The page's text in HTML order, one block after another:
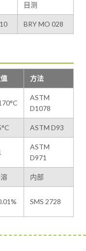
目测
BRY MO 028
方法
ASTM
D1078
ASTM D93
ASTM
D971
内部
SMS 2728